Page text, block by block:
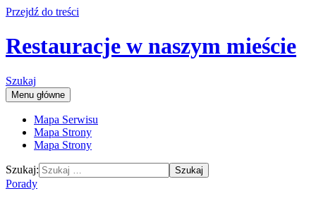
Przejdź do treści
Restauracje w naszym mieście
Szukaj
Menu główne
Mapa Serwisu
Mapa Strony
Mapa Strony
Szukaj:
Porady